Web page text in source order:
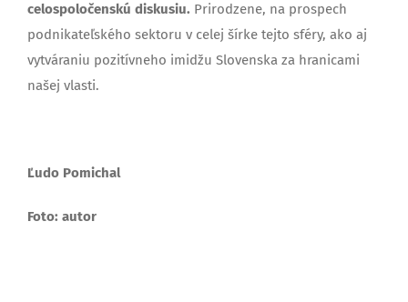
celospoločenskú diskusiu. Prirodzene, na prospech
podnikateľského sektoru v celej šírke tejto sféry, ako aj
vytváraniu pozitívneho imidžu Slovenska za hranicami
našej vlasti.
Ľudo Pomichal
Foto: autor